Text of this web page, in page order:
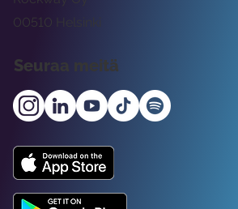
00510 Helsinki
Seuraa meitä